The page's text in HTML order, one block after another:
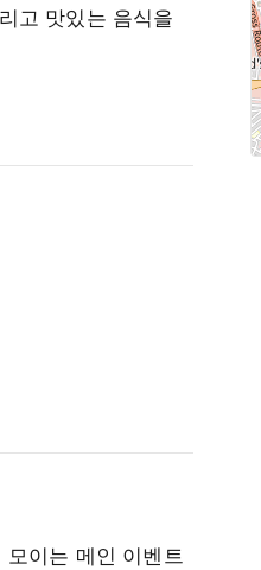
고 맛있는 음식을
이는 메인 이벤트